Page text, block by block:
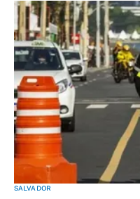
SALVADOR